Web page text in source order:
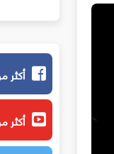
أكثر من 2 مليون
أكثر من 3 مليون و